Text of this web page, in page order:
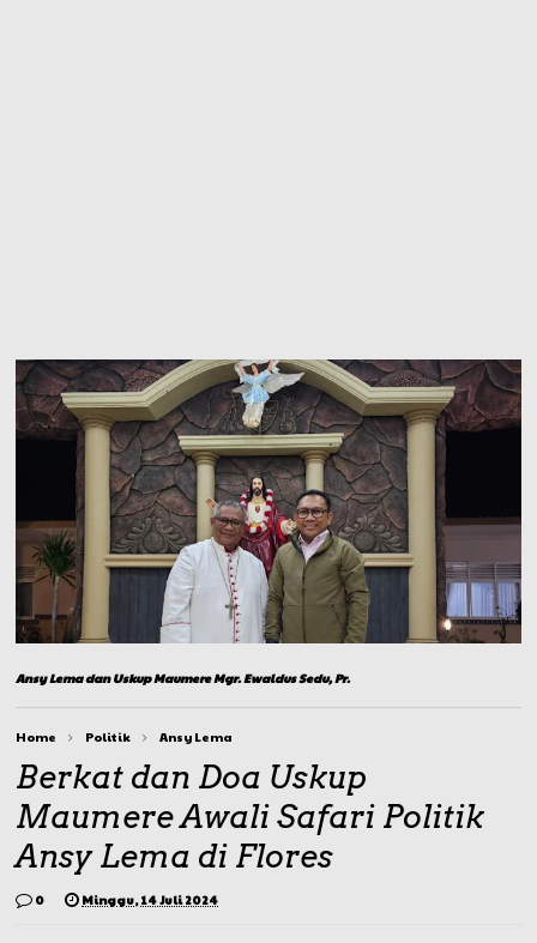
Ansy Lema dan Uskup Maumere Mgr. Ewaldus Sedu, Pr.
Home Politik Ansy Lema
Berkat dan Doa Uskup
Maumere Awali Safari Politik
Ansy Lema di Flores
0 Minggu, 14 Juli 2024